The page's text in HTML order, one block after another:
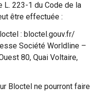
L. 223-1 du Code de la
être effectuée :
: bloctel.gouv.fr/
Société Worldline –
80, Quai Voltaire,
Bloctel ne pourront faire